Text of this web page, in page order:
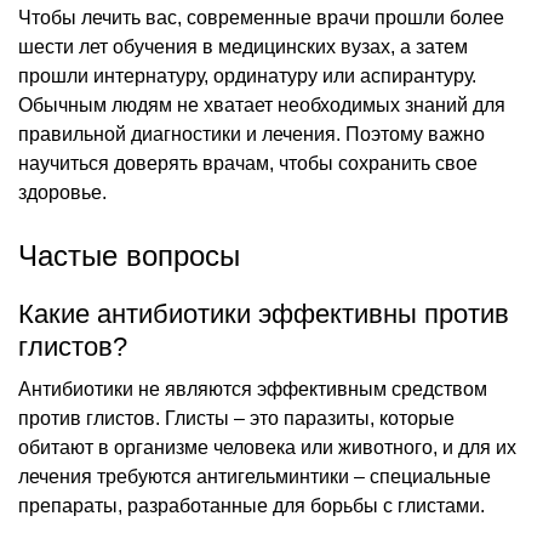
Чтобы лечить вас, современные врачи прошли более
шести лет обучения в медицинских вузах, а затем
прошли интернатуру, ординатуру или аспирантуру.
Обычным людям не хватает необходимых знаний для
правильной диагностики и лечения. Поэтому важно
научиться доверять врачам, чтобы сохранить свое
здоровье.
Частые вопросы
Какие антибиотики эффективны против
глистов?
Антибиотики не являются эффективным средством
против глистов. Глисты – это паразиты, которые
обитают в организме человека или животного, и для их
лечения требуются антигельминтики – специальные
препараты, разработанные для борьбы с глистами.